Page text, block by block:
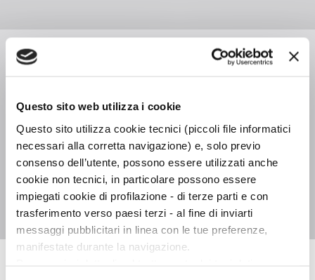
Questo sito web utilizza i cookie
Questo sito utilizza cookie tecnici (piccoli file informatici
necessari alla corretta navigazione) e, solo previo
consenso dell’utente, possono essere utilizzati anche
cookie non tecnici, in particolare possono essere
impiegati cookie di profilazione - di terze parti e con
trasferimento verso paesi terzi - al fine di inviarti
messaggi pubblicitari in linea con le tue preferenze,
manifestate durante la navigazione.
Legatura
Pagine
In libreria da Maggio 1991
Isbn 9788845217548